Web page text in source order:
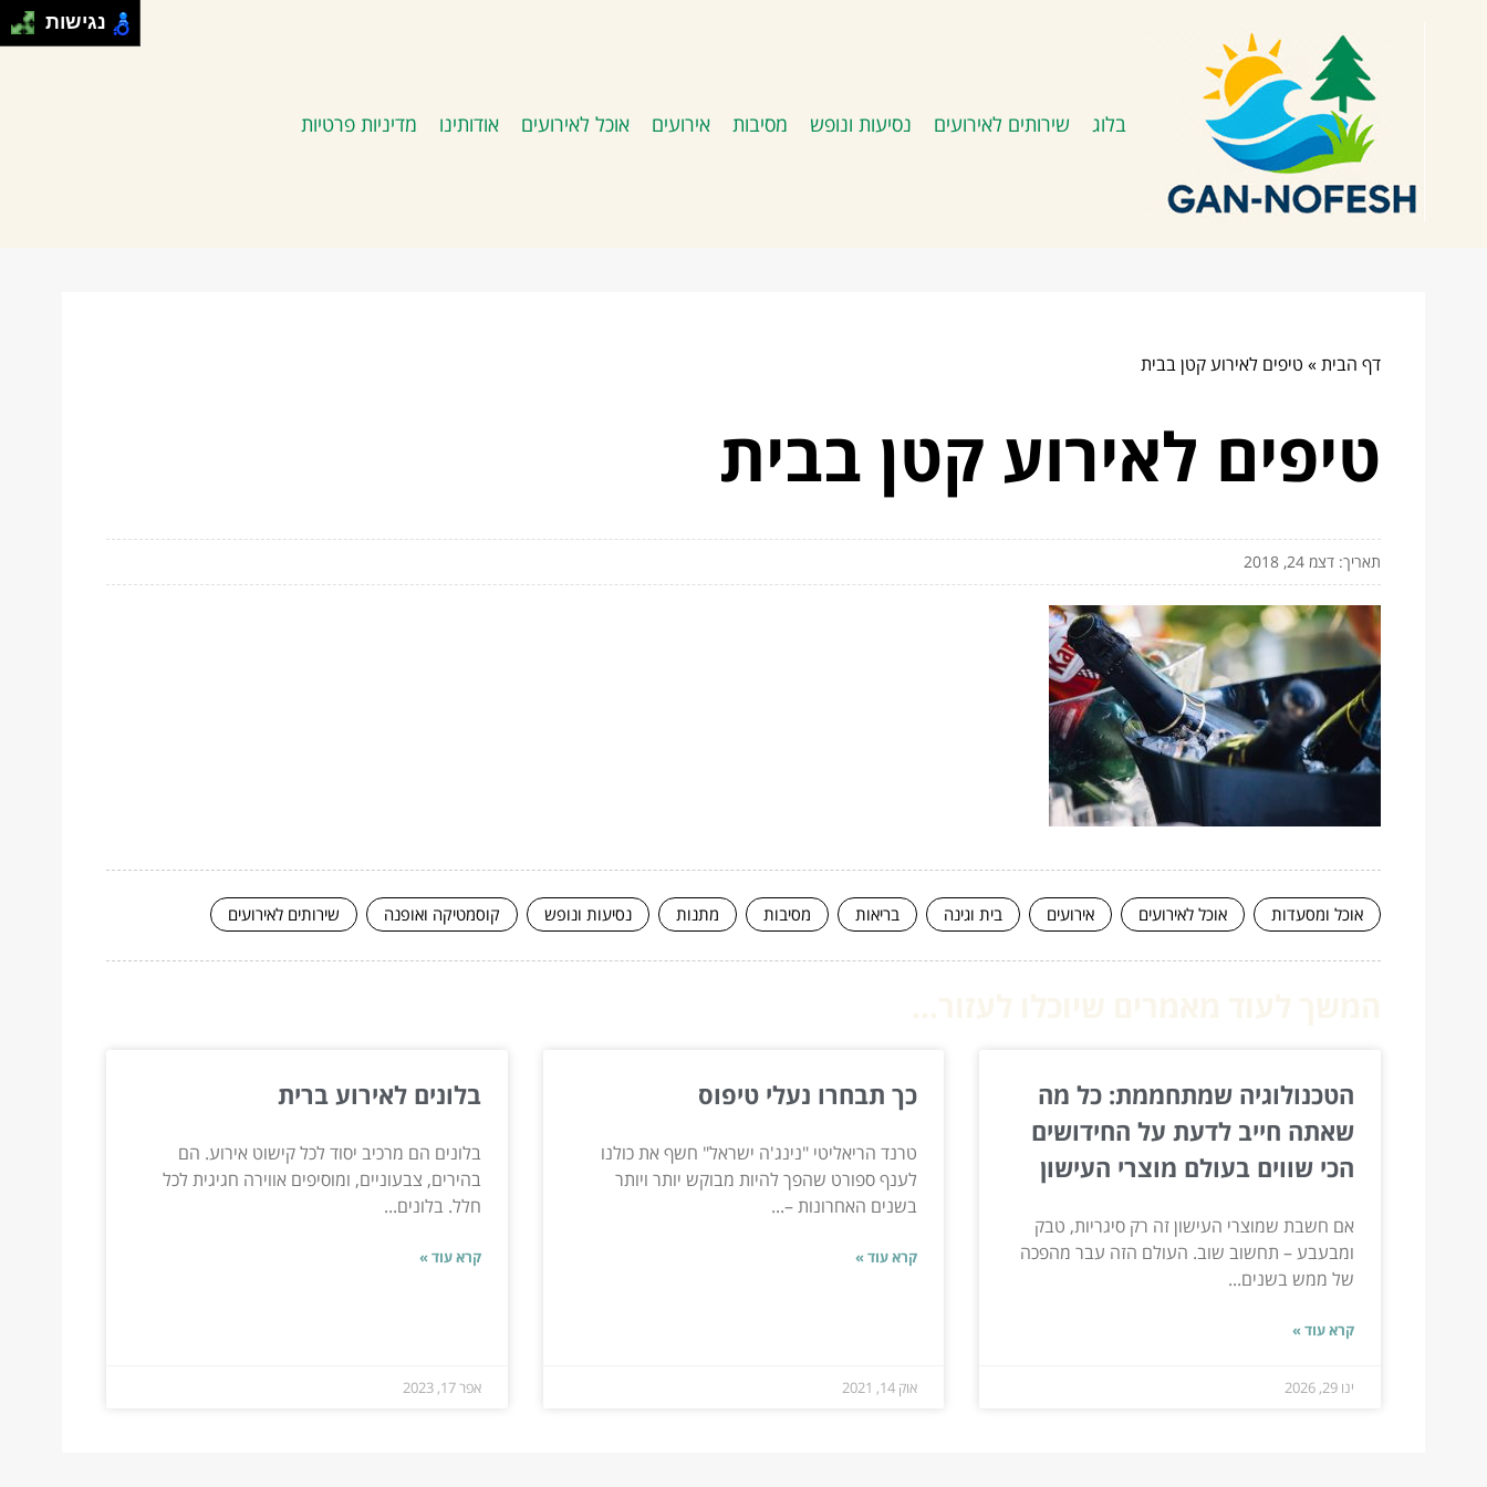
בלוג שירותים לאירועים נסיעות ונופש מסיבות אירועים אוכל לאירועים אודותינו מדיניות פרטיות
דף הבית» טיפים לאירוע קטן בבית
טיפים לאירוע קטן בבית
תאריך: דצמ 24, 2018
אוכל ומסעדות אוכל לאירועים אירועים בית וגינה בריאות מסיבות מתנות נסיעות ונופש קוסמטיקה ואופנה שירותים לאירועים
הטכנולוגיה שמתחממת: כל מה
שאתה חייב לדעת על החידושים
הכי שווים בעולם מוצרי העישון
אם חשבת שמוצרי העישון זה רק סיגריות, טבק
ומבעבע – תחשוב שוב. העולם הזה עבר מהפכה
של ממש בשנים...
קרא עוד »
ינו 29, 2026
כך תבחרו נעלי טיפוס
טרנד הריאליטי "נינג'ה ישראל" חשף את כולנו
לענף ספורט שהפך להיות מבוקש יותר ויותר
בשנים האחרונות –...
קרא עוד »
אוק 14, 2021
בלונים לאירוע ברית
בלונים הם מרכיב יסוד לכל קישוט אירוע. הם
בהירים, צבעוניים, ומוסיפים אווירה חגיגית לכל
חלל. בלונים...
קרא עוד »
אפר 17, 2023
נגישות